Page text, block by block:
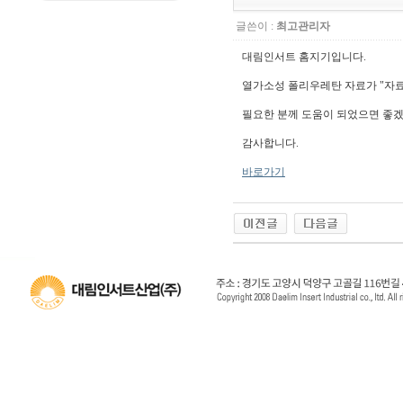
글쓴이 : 최고관리자
대림인서트 홈지기입니다.
열가소성 폴리우레탄 자료가 "자
필요한 분께 도움이 되었으면 좋
감사합니다.
바로가기